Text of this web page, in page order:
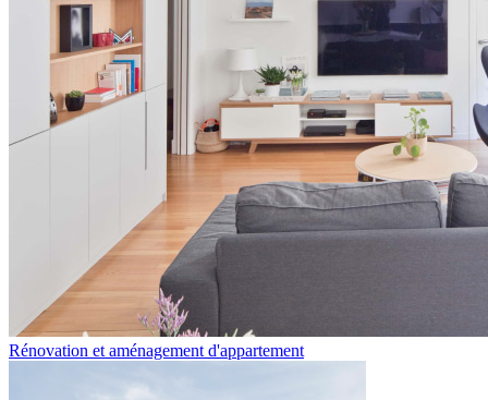
Rénovation et aménagement d'appartement